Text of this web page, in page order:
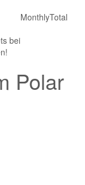
MonthlyTotal
bei
Polar